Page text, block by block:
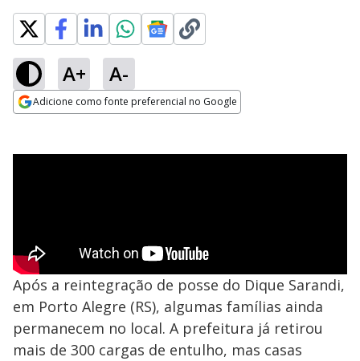
A+ A-
Adicione como fonte preferencial no Google
Após a reintegração de posse do Dique Sarandi,
em Porto Alegre (RS), algumas famílias ainda
permanecem no local. A prefeitura já retirou
mais de 300 cargas de entulho, mas casas